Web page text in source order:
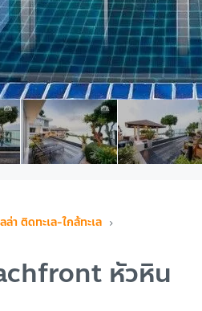
า ติดทะเล-ใกล้ทะเล
หัวหิน